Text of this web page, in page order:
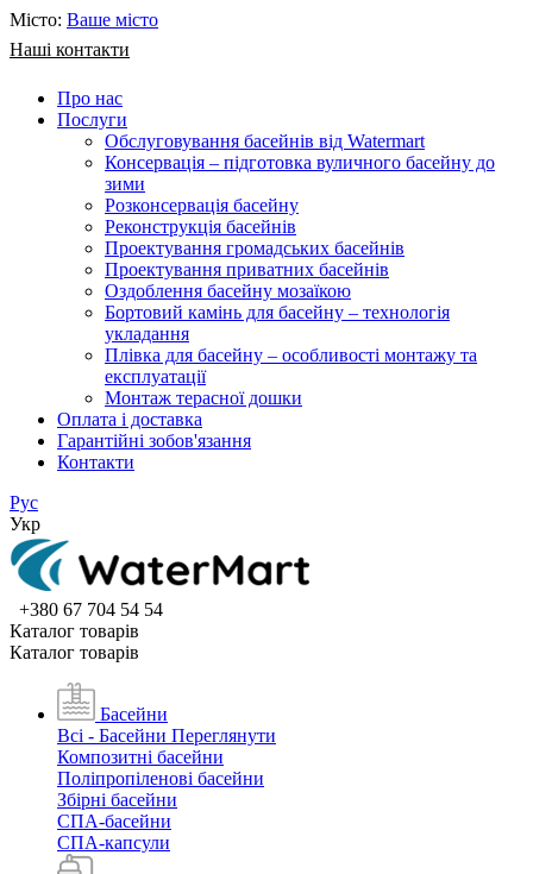
Місто: Ваше місто
Наші контакти
Про нас
Послуги
Обслуговування басейнів від Watermart
Консервація – підготовка вуличного басейну до
зими
Розконсервація басейну
Реконструкція басейнів
Проектування громадських басейнів
Проектування приватних басейнів
Оздоблення басейну мозаїкою
Бортовий камінь для басейну – технологія
укладання
Плівка для басейну – особливості монтажу та
експлуатації
Монтаж терасної дошки
Оплата і доставка
Гарантійні зобов'язання
Контакти
Рус
Укр
+380 67 704 54 54
Каталог товарiв
Каталог товарiв
Басейни
Всі - Басейни Переглянути
Композитні басейни
Поліпропіленові басейни
Збірні басейни
СПА-басейни
СПА-капсули